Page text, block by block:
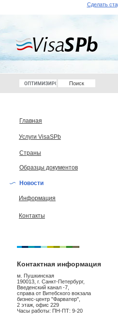
Сделать
Главная
Услуги VisaSPb
Страны
Образцы документов
Новости
Информация
Контакты
Контактная информация
м. Пушкинская
190013, г. Санкт-Петербург,
Введенский канал -7,
справа от Витебского вокзала
бизнес-центр "Фарватер",
2 этаж, офис 229
Часы работы: ПН-ПТ: 9-20